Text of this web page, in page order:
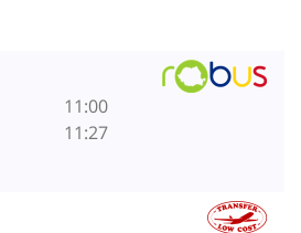
11:00
11:27